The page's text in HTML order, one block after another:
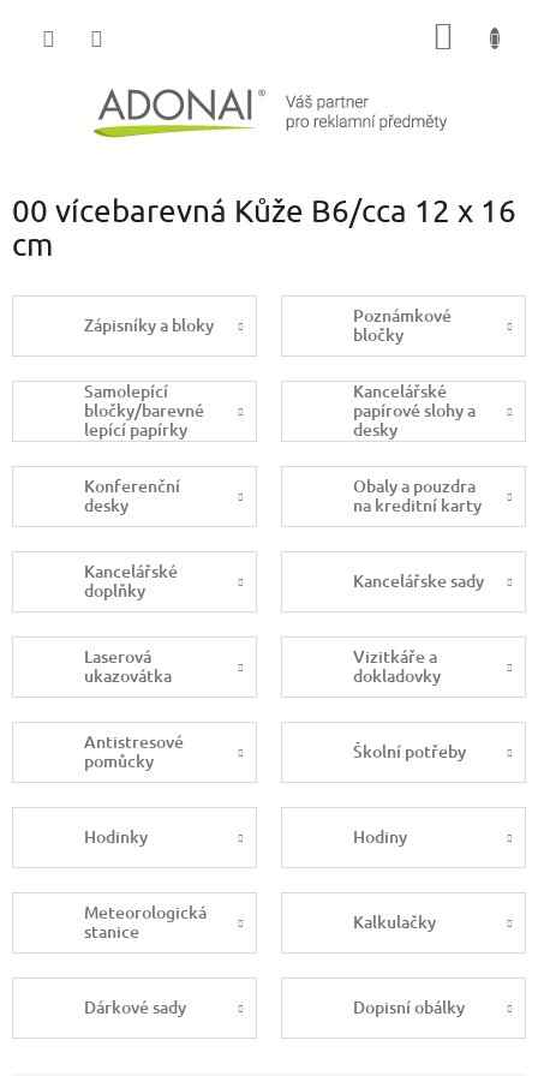
00 vícebarevná Kůže B6/cca 12 x 16
cm
Zápisníky a bloky
Poznámkové
bločky
Samolepící
bločky/barevné
lepící papírky
Kancelářské
papírové slohy a
desky
Konferenční
desky
Obaly a pouzdra
na kreditní karty
Kancelářské
doplňky
Kancelářske sady
Laserová
ukazovátka
Vizitkáře a
dokladovky
Antistresové
pomůcky
Školní potřeby
Hodinky Hodiny
Meteorologická
stanice
Kalkulačky
Dárkové sady Dopisní obálky